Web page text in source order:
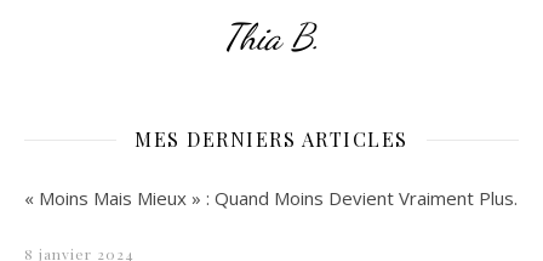
Thia B.
MES DERNIERS ARTICLES
« Moins Mais Mieux » : Quand Moins Devient Vraiment Plus.
8 janvier 2024